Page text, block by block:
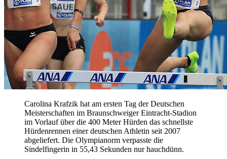
Carolina Krafzik hat am ersten Tag der Deutschen
Meisterschaften im Braunschweiger Eintracht-Stadion
im Vorlauf über die 400 Meter Hürden das schnellste
Hürdenrennen einer deutschen Athletin seit 2007
abgeliefert. Die Olympianorm verpasste die
Sindelfingerin in 55,43 Sekunden nur hauchdünn.